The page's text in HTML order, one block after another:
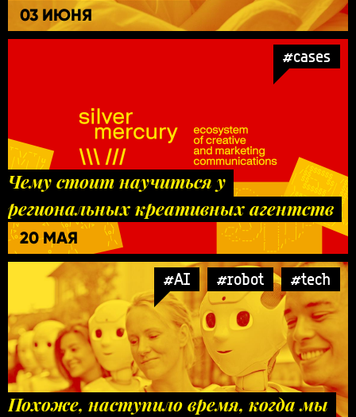
03 ИЮНЯ
#cases
Чему стоит научиться у
региональных креативных агентств
20 МАЯ
#AI #robot #tech
Похоже, наступило время, когда мы